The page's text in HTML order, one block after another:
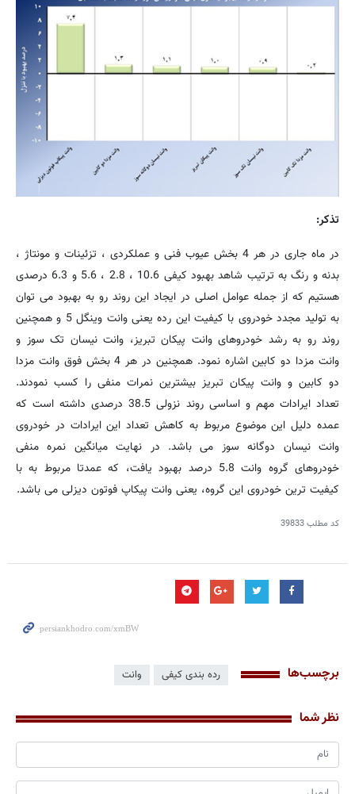
تذكر:
در ماه جاری در هر 4 بخش عیوب فنی و عملكردی ، تزئینات و مونتاژ ،
بدنه و رنگ به ترتیب شاهد بهبود کیفی 10.6 ، 2.8 ، 5.6 و 6.3 درصدی
هستیم که از جمله عوامل اصلی در ایجاد این روند رو به بهبود می توان
به تولید مجدد خودروی با کیفیت این رده یعنی وانت وینگل 5 و همچنین
روند رو به رشد خودروهای وانت پیکان تبریز، وانت نیسان تک سوز و
وانت مزدا دو کابین اشاره نمود. همچنین در هر 4 بخش فوق وانت مزدا
دو کابین و وانت پیکان تبریز بیشترین نمرات منفی را کسب نمودند.
تعداد ایرادات مهم و اساسی روند نزولی 38.5 درصدی داشته است كه
عمده دلیل این موضوع مربوط به کاهش تعداد این ایرادات در خودروی
وانت نیسان دوگانه سوز می باشد. در نهایت میانگین نمره منفی
خودروهای گروه وانت 5.8 درصد بهبود یافت، كه عمدتا مربوط به با
کیفیت ترین خودروی این گروه، یعنی وانت پیکاپ فوتون دیزلی می باشد.
کد مطلب39833
برچسب‌ها رده بندی کیفی وانت
نظر شما